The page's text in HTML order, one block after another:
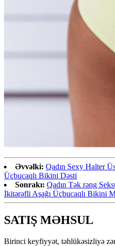
Əvvəlki: Qadın Sexy Halter
Üçbucaqlı Bikini Dəsti
Sonrakı: Qadın Tək rəng
İkitərəfli Aşağı Üçbucaqlı Bikini
SATIŞ MƏHSUL
Birinci keyfiyyət, təhlükəsizliyə